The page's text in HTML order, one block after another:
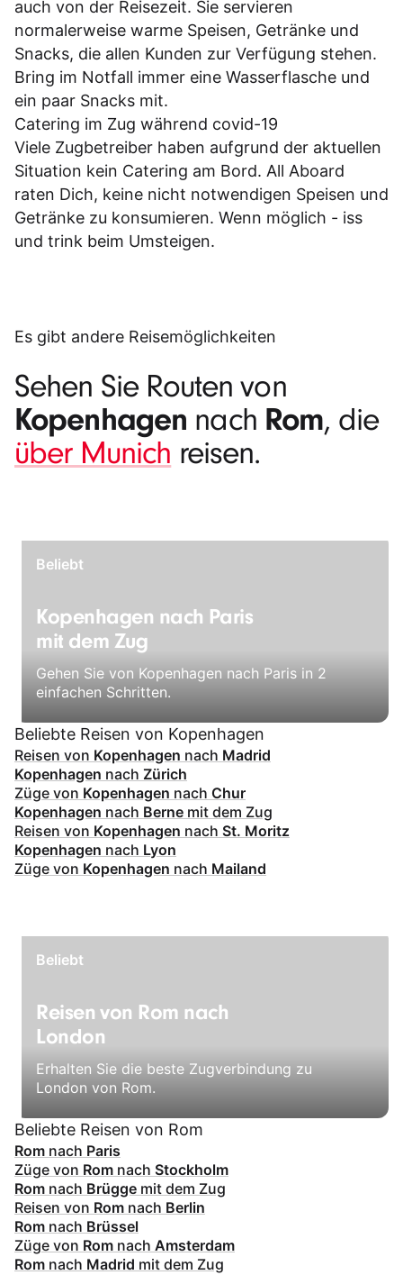
auch von der Reisezeit. Sie servieren
normalerweise warme Speisen, Getränke und
Snacks, die allen Kunden zur Verfügung stehen.
Bring im Notfall immer eine Wasserflasche und
ein paar Snacks mit.
Catering im Zug während covid-19
Viele Zugbetreiber haben aufgrund der aktuellen
Situation kein Catering am Bord. All Aboard
raten Dich, keine nicht notwendigen Speisen und
Getränke zu konsumieren. Wenn möglich - iss
und trink beim Umsteigen.
Es gibt andere Reisemöglichkeiten
Sehen Sie Routen von
Kopenhagen nach Rom, die
über Munich reisen.
Beliebt
Kopenhagen nach Paris
mit dem Zug
Gehen Sie von Kopenhagen nach Paris in 2
einfachen Schritten.
Beliebte Reisen von Kopenhagen
Reisen von Kopenhagen nach Madrid
Kopenhagen nach Zürich
Züge von Kopenhagen nach Chur
Kopenhagen nach Berne mit dem Zug
Reisen von Kopenhagen nach St. Moritz
Kopenhagen nach Lyon
Züge von Kopenhagen nach Mailand
Beliebt
Reisen von Rom nach
London
Erhalten Sie die beste Zugverbindung zu
London von Rom.
Beliebte Reisen von Rom
Rom nach Paris
Züge von Rom nach Stockholm
Rom nach Brügge mit dem Zug
Reisen von Rom nach Berlin
Rom nach Brüssel
Züge von Rom nach Amsterdam
Rom nach Madrid mit dem Zug